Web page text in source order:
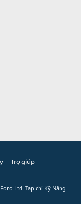
Trợ giúp
Ltd. Tạp chí Kỹ Năng